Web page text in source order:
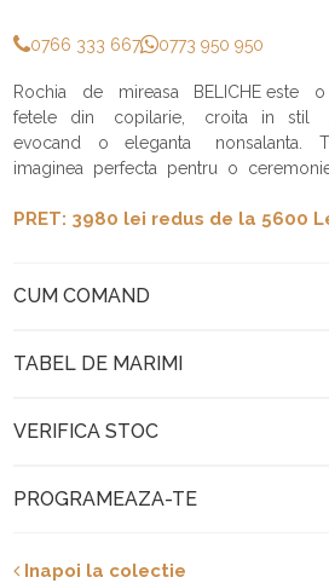
0766 333 667 0773 950 950
Rochia de mireasa BELICHE este
fetele din copilarie, croita in stil
evocand o eleganta nonsalanta.
imaginea perfecta pentru o
PRET: 3980 lei redus de la 5600
CUM COMAND
TABEL DE MARIMI
VERIFICA STOC
PROGRAMEAZA-TE
Inapoi la colectie